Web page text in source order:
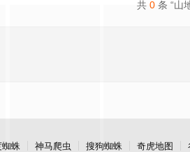
共 0 条 “山
蛛 神马爬虫 搜狗蜘蛛 奇虎地图